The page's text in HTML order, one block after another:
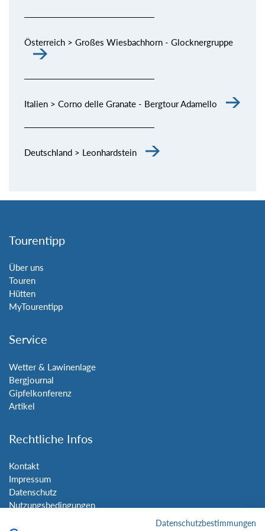
Österreich > Großes Wiesbachhorn - Glocknergruppe
Italien > Corno delle Granate - Bergtour Adamello
Deutschland > Leonhardstein
Tourentipp
Über uns
Touren
Hütten
MyTourentipp
Service
Wetter & Lawinenlage
Bergjournal
Gipfelkonferenz
Artikel
Rechtliche Infos
Kontakt
Impressum
Datenschutz
Nutzungsbedingungen
Datenschutzbestimmungen